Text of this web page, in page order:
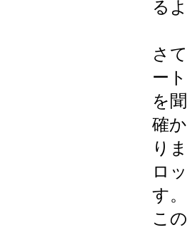
る
さ
ー
を
確
り
ロ
す。
こ